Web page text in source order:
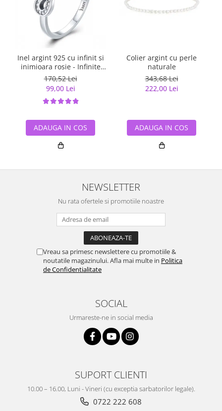
Inel argint 925 cu infinit si
inimioara rosie - Infinite
You IST0062
170,52 Lei
99,00 Lei
ADAUGA IN COS
Colier argint cu perle
naturale
343,68 Lei
222,00 Lei
ADAUGA IN COS
NEWSLETTER
Nu rata ofertele si promotiile noastre
Vreau sa primesc newslettere cu promotiile &
noutatile magazinului. Afla mai multe in Politica
de Confidentialitate
SOCIAL
Urmareste-ne in social media
SUPORT CLIENTI
10.00 – 16.00, Luni - Vineri (cu exceptia sarbatorilor legale).
0722 222 608